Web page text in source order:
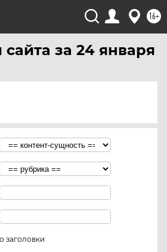
16+
сайта за 24 января
заголовки